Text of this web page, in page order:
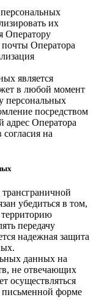
их
Оператору
почты Оператора
является
в любой момент
персональных
посредством
адрес Оператора
на
убедиться в том,
передачу
надежная защита
данных на
не отвечающих
осуществляться
письменной форме